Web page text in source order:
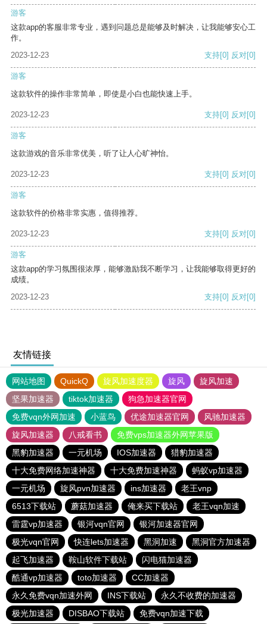
游客
这款app的客服非常专业，遇到问题总是能够及时解决，让我能够安心工
作。
2023-12-23
支持[0] 反对[0]
游客
这款软件的操作非常简单，即使是小白也能快速上手。
2023-12-23 支持[0] 反对[0]
游客
这款游戏的音乐非常优美，听了让人心旷神怡。
2023-12-23 支持[0] 反对[0]
游客
这款软件的价格非常实惠，值得推荐。
2023-12-23 支持[0] 反对[0]
游客
这款app的学习氛围很浓厚，能够激励我不断学习，让我能够取得更好的
成绩。
2023-12-23
支持[0] 反对[0]
友情链接
网站地图 QuickQ 旋风加速度器 旋风
旋风加速
坚果加速器
tiktok加速器
狗急加速器官网
免费vqn外网加速
小蓝鸟 优途加速器官网
风驰加速器
旋风加速器
八戒看书
免费vps加速器外网苹果版
黑豹加速器
一元机场 IOS加速器
猎豹加速器
十大免费网络加速神器
十大免费加速神器
蚂蚁vp加速器
一元机场
旋风pvn加速器 ins加速器
老王vnp
6513下载站
蘑菇加速器 俺来买下载站
老王vqn加速
雷霆vp加速器
银河vqn官网
银河加速器官网
极光vqn官网
快连lets加速器 黑洞加速
黑洞官方加速器
起飞加速器
鞍山软件下载站
闪电猫加速器
酷通vp加速器
toto加速器
CC加速器
永久免费vqn加速外网
INS下载站
永久不收费的加速器
极光加速器
DISBAO下载站 免费vqn加速下载